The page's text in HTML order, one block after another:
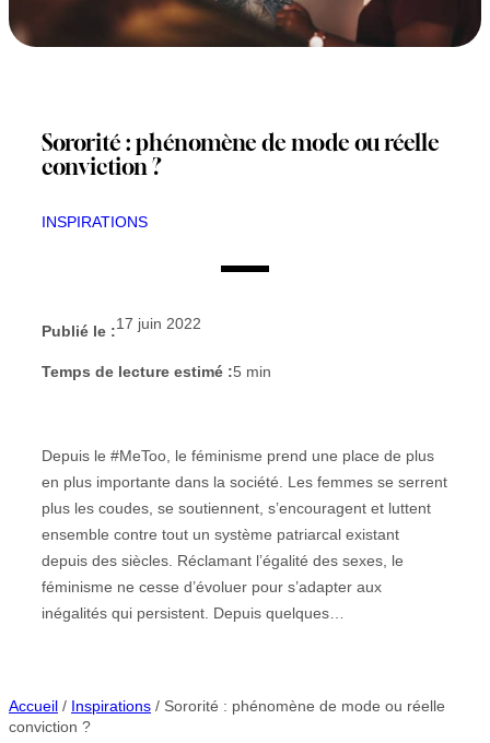
Sororité : phénomène de mode ou réelle
conviction ?
INSPIRATIONS
Publié le :17 juin 2022
Temps de lecture estimé :5 min
Depuis le #MeToo, le féminisme prend une place de plus
en plus importante dans la société. Les femmes se serrent
plus les coudes, se soutiennent, s’encouragent et luttent
ensemble contre tout un système patriarcal existant
depuis des siècles. Réclamant l’égalité des sexes, le
féminisme ne cesse d’évoluer pour s’adapter aux
inégalités qui persistent. Depuis quelques…
Accueil / Inspirations / Sororité : phénomène de mode ou réelle
conviction ?